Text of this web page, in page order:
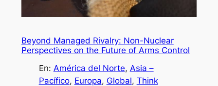
Beyond Managed Rivalry: Non-Nuclear
Perspectives on the Future of Arms Control
En: América del Norte, Asia –
Pacífico, Europa, Global, Think